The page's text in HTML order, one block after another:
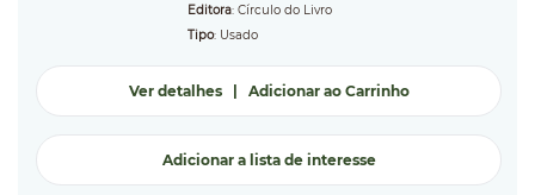
Editora: Círculo do Livro
Tipo: Usado
Ver detalhes| Adicionar ao Carrinho
Adicionar a lista de interesse